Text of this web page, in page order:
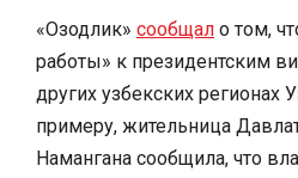
«Озодлик» сообщал о том,
работы» к президентским
других узбекских регионах
примеру, жительница
Намангана сообщила, что